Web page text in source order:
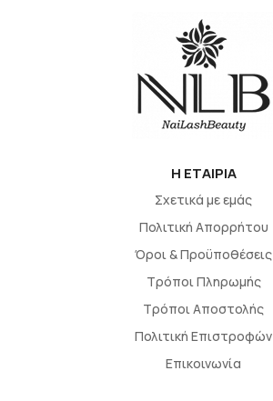
H EΤΑΙΡΙΑ
Σχετικά με εμάς
Πολιτική Απορρήτου
Όροι & Προϋποθέσεις
Τρόποι Πληρωμής
Τρόποι Αποστολής
Πολιτική Επιστροφών
Επικοινωνία